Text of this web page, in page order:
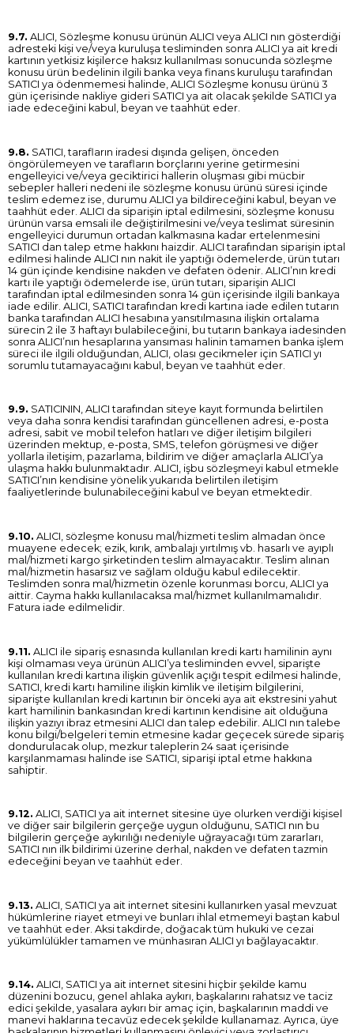
9.7. ALICI, Sözleşme konusu ürünün ALICI veya ALICI nın gösterdiği
adresteki kişi ve/veya kuruluşa tesliminden sonra ALICI ya ait kredi
kartının yetkisiz kişilerce haksız kullanılması sonucunda sözleşme
konusu ürün bedelinin ilgili banka veya finans kuruluşu tarafından
SATICI ya ödenmemesi halinde, ALICI Sözleşme konusu ürünü 3
gün içerisinde nakliye gideri SATICI ya ait olacak şekilde SATICI ya
iade edeceğini kabul, beyan ve taahhüt eder.
9.8. SATICI, tarafların iradesi dışında gelişen, önceden
öngörülemeyen ve tarafların borçlarını yerine getirmesini
engelleyici ve/veya geciktirici hallerin oluşması gibi mücbir
sebepler halleri nedeni ile sözleşme konusu ürünü süresi içinde
teslim edemez ise, durumu ALICI ya bildireceğini kabul, beyan ve
taahhüt eder. ALICI da siparişin iptal edilmesini, sözleşme konusu
ürünün varsa emsali ile değiştirilmesini ve/veya teslimat süresinin
engelleyici durumun ortadan kalkmasına kadar ertelenmesini
SATICI dan talep etme hakkını haizdir. ALICI tarafından siparişin iptal
edilmesi halinde ALICI nın nakit ile yaptığı ödemelerde, ürün tutarı
14 gün içinde kendisine nakden ve defaten ödenir. ALICI’nın kredi
kartı ile yaptığı ödemelerde ise, ürün tutarı, siparişin ALICI
tarafından iptal edilmesinden sonra 14 gün içerisinde ilgili bankaya
iade edilir. ALICI, SATICI tarafından kredi kartına iade edilen tutarın
banka tarafından ALICI hesabına yansıtılmasına ilişkin ortalama
sürecin 2 ile 3 haftayı bulabileceğini, bu tutarın bankaya iadesinden
sonra ALICI’nın hesaplarına yansıması halinin tamamen banka işlem
süreci ile ilgili olduğundan, ALICI, olası gecikmeler için SATICI yı
sorumlu tutamayacağını kabul, beyan ve taahhüt eder.
9.9. SATICININ, ALICI tarafından siteye kayıt formunda belirtilen
veya daha sonra kendisi tarafından güncellenen adresi, e-posta
adresi, sabit ve mobil telefon hatları ve diğer iletişim bilgileri
üzerinden mektup, e-posta, SMS, telefon görüşmesi ve diğer
yollarla iletişim, pazarlama, bildirim ve diğer amaçlarla ALICI’ya
ulaşma hakkı bulunmaktadır. ALICI, işbu sözleşmeyi kabul etmekle
SATICI’nın kendisine yönelik yukarıda belirtilen iletişim
faaliyetlerinde bulunabileceğini kabul ve beyan etmektedir.
9.10. ALICI, sözleşme konusu mal/hizmeti teslim almadan önce
muayene edecek; ezik, kırık, ambalajı yırtılmış vb. hasarlı ve ayıplı
mal/hizmeti kargo şirketinden teslim almayacaktır. Teslim alınan
mal/hizmetin hasarsız ve sağlam olduğu kabul edilecektir.
Teslimden sonra mal/hizmetin özenle korunması borcu, ALICI ya
aittir. Cayma hakkı kullanılacaksa mal/hizmet kullanılmamalıdır.
Fatura iade edilmelidir.
9.11. ALICI ile sipariş esnasında kullanılan kredi kartı hamilinin aynı
kişi olmaması veya ürünün ALICI’ya tesliminden evvel, siparişte
kullanılan kredi kartına ilişkin güvenlik açığı tespit edilmesi halinde,
SATICI, kredi kartı hamiline ilişkin kimlik ve iletişim bilgilerini,
siparişte kullanılan kredi kartının bir önceki aya ait ekstresini yahut
kart hamilinin bankasından kredi kartının kendisine ait olduğuna
ilişkin yazıyı ibraz etmesini ALICI dan talep edebilir. ALICI nın talebe
konu bilgi/belgeleri temin etmesine kadar geçecek sürede sipariş
dondurulacak olup, mezkur taleplerin 24 saat içerisinde
karşılanmaması halinde ise SATICI, siparişi iptal etme hakkına
sahiptir.
9.12. ALICI, SATICI ya ait internet sitesine üye olurken verdiği kişisel
ve diğer sair bilgilerin gerçeğe uygun olduğunu, SATICI nın bu
bilgilerin gerçeğe aykırılığı nedeniyle uğrayacağı tüm zararları,
SATICI nın ilk bildirimi üzerine derhal, nakden ve defaten tazmin
edeceğini beyan ve taahhüt eder.
9.13. ALICI, SATICI ya ait internet sitesini kullanırken yasal mevzuat
hükümlerine riayet etmeyi ve bunları ihlal etmemeyi baştan kabul
ve taahhüt eder. Aksi takdirde, doğacak tüm hukuki ve cezai
yükümlülükler tamamen ve münhasıran ALICI yı bağlayacaktır.
9.14. ALICI, SATICI ya ait internet sitesini hiçbir şekilde kamu
düzenini bozucu, genel ahlaka aykırı, başkalarını rahatsız ve taciz
edici şekilde, yasalara aykırı bir amaç için, başkalarının maddi ve
manevi haklarına tecavüz edecek şekilde kullanamaz. Ayrıca, üye